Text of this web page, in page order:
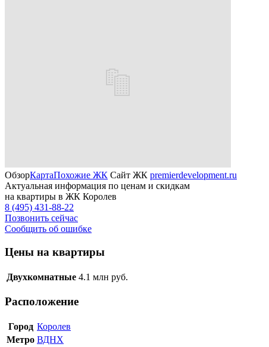
ОбзорКартаПохожие ЖК Сайт ЖК premierdevelopment.ru
Актуальная информация по ценам и скидкам
на квартиры в ЖК Королев
8 (495) 431-88-22
Позвонить сейчас
Сообщить об ошибке
Цены на квартиры
Двухкомнатные 4.1 млн руб.
Расположение
Город Королев
Метро ВДНХ